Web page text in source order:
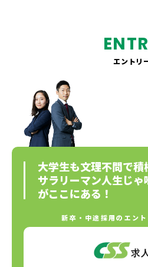
エントリ
大学生も文理不問で積
サラリーマン人生じ
がここにある！
新卒・中途採用のエン